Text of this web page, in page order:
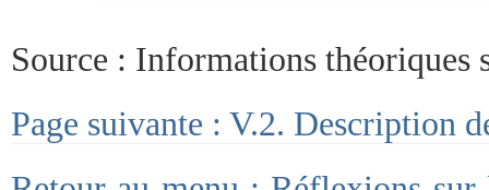
Source : Informations théoriques
Page suivante : V.2. Description